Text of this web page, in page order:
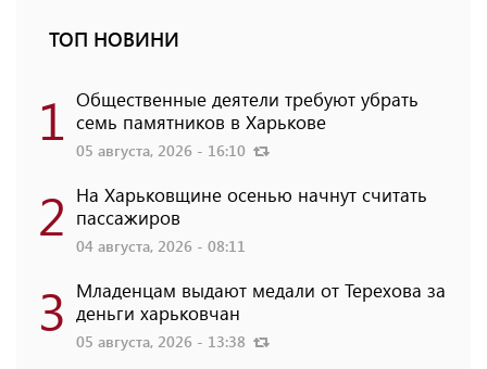
ТОП НОВИНИ
1 Общественные деятели требуют убрать
семь памятников в Харькове
05 августа, 2026 - 16:10
2 На Харьковщине осенью начнут считать
пассажиров
04 августа, 2026 - 08:11
3 Младенцам выдают медали от Терехова за
деньги харьковчан
05 августа, 2026 - 13:38